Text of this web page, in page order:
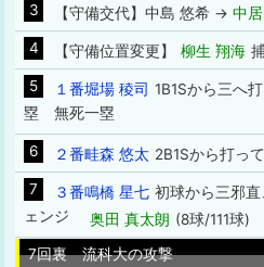
3
【守備交代】中島 悠希 → 中
4
【守備位置変更】 柳生 翔海
5
１番堀場 稜司 1B1Sから三へ
塁 無死一塁
6 ２番畦森 悠太 2B1Sから打っ
7
３番鳴橋 星七 初球から三邪
ェンジ 奥田 真太朗 (8球/111球)
7回裏 流科大の攻撃